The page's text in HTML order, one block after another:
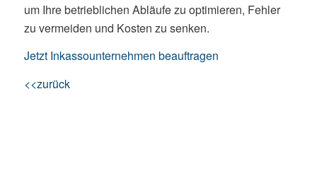
um Ihre betrieblichen Abläufe zu optimieren, Fehler
zu vermeiden und Kosten zu senken.
Jetzt Inkassounternehmen beauftragen
<<zurück